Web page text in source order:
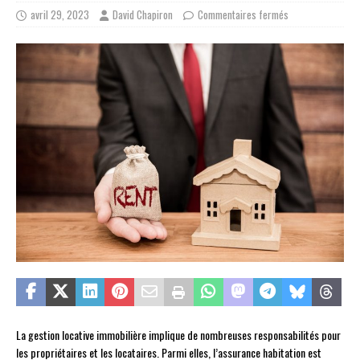
avril 29, 2023 David Chapiron Commentaires fermés
La gestion locative immobilière implique de nombreuses responsabilités pour
les propriétaires et les locataires. Parmi elles, l’assurance habitation est